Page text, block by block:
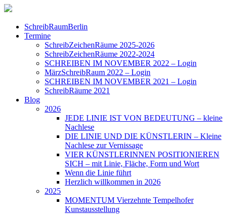
SchreibRaumBerlin
Termine
SchreibZeichenRäume 2025-2026
SchreibZeichenRäume 2022-2024
SCHREIBEN IM NOVEMBER 2022 – Login
MärzSchreibRaum 2022 – Login
SCHREIBEN IM NOVEMBER 2021 – Login
SchreibRäume 2021
Blog
2026
JEDE LINIE IST VON BEDEUTUNG – kleine
Nachlese
DIE LINIE UND DIE KÜNSTLERIN – Kleine
Nachlese zur Vernissage
VIER KÜNSTLERINNEN POSITIONIEREN
SICH – mit Linie, Fläche, Form und Wort
Wenn die Linie führt
Herzlich willkommen in 2026
2025
MOMENTUM Vierzehnte Tempelhofer
Kunstausstellung